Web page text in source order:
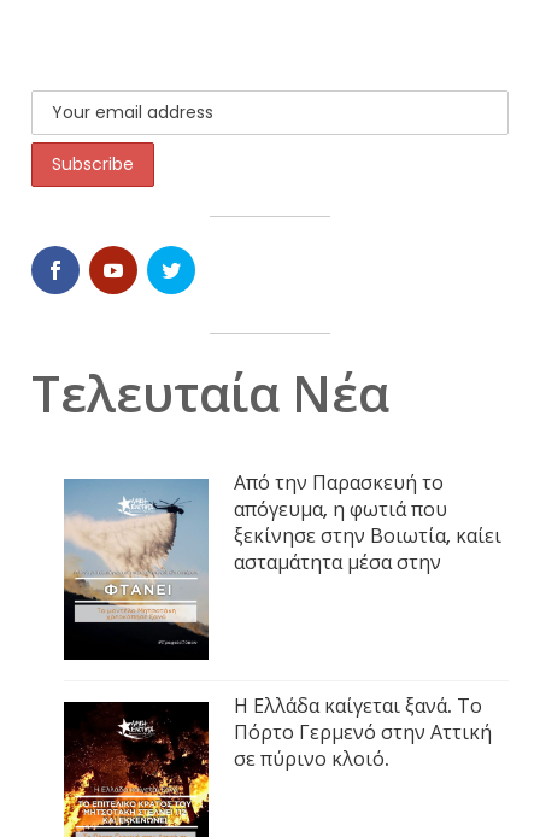
Τελευταία Νέα
Από την Παρασκευή το
απόγευμα, η φωτιά που
ξεκίνησε στην Βοιωτία, καίει
ασταμάτητα μέσα στην
Η Ελλάδα καίγεται ξανά. Το
Πόρτο Γερμενό στην Αττική
σε πύρινο κλοιό.